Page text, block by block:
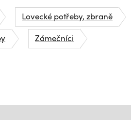
Lovecké potřeby, zbraně
Zámečníci